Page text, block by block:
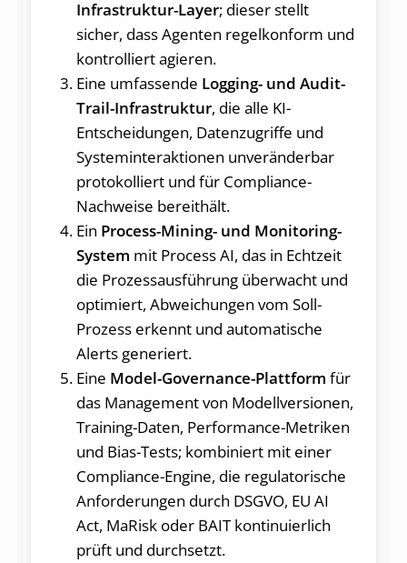
Infrastruktur-Layer; dieser stellt
sicher, dass Agenten regelkonform und
kontrolliert agieren.
Eine umfassende Logging- und Audit-
Trail-Infrastruktur, die alle KI-
Entscheidungen, Datenzugriffe und
Systeminteraktionen unveränderbar
protokolliert und für Compliance-
Nachweise bereithält.
Ein Process-Mining- und Monitoring-
System mit Process AI, das in Echtzeit
die Prozessausführung überwacht und
optimiert, Abweichungen vom Soll-
Prozess erkennt und automatische
Alerts generiert.
Eine Model-Governance-Plattform für
das Management von Modellversionen,
Training-Daten, Performance-Metriken
und Bias-Tests; kombiniert mit einer
Compliance-Engine, die regulatorische
Anforderungen durch DSGVO, EU AI
Act, MaRisk oder BAIT kontinuierlich
prüft und durchsetzt.